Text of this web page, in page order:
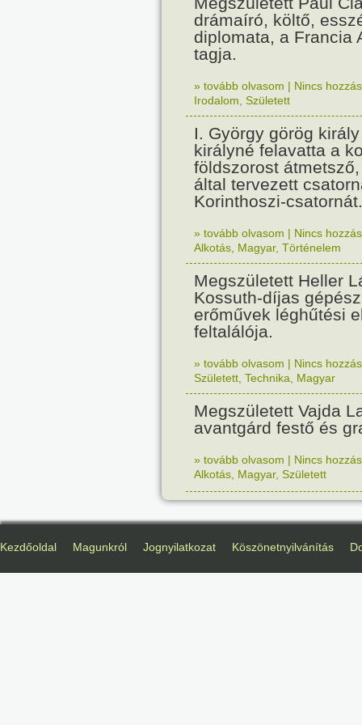
drámaíró, költő,
diplomata, a Francia
tagja.
» tovább olvasom | Nincs
Irodalom Született
I. György görög
királyné felavatta a
földszorost
által tervezett
Korinthoszi-csatornát.
» tovább olvasom | Nincs
Alkotás Magyar, Történelem
Megszületett Heller
Kossuth-díjas
erőművek léghűtési
feltalálója.
» tovább olvasom | Nincs
Született Technika Magyar
Megszületett Vajda
avantgárd festő és
» tovább olvasom | Nincs
Alkotás Magyar, Született
Kezdőoldal Magunkról Jognyilatkozat Köszönetnyilvánítás